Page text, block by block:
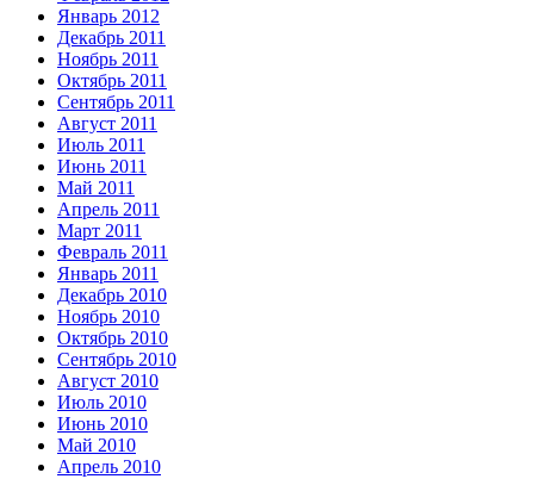
Январь 2012
Декабрь 2011
Ноябрь 2011
Октябрь 2011
Сентябрь 2011
Август 2011
Июль 2011
Июнь 2011
Май 2011
Апрель 2011
Март 2011
Февраль 2011
Январь 2011
Декабрь 2010
Ноябрь 2010
Октябрь 2010
Сентябрь 2010
Август 2010
Июль 2010
Июнь 2010
Май 2010
Апрель 2010